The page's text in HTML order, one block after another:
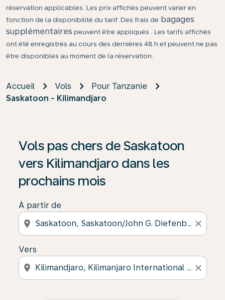
réservation applicables. Les prix affichés peuvent varier en
fonction de la disponibilité du tarif. Des frais de bagages
supplémentaires peuvent être appliqués . Les tarifs affichés
ont été enregistrés au cours des dernières 48 h et peuvent ne pas
être disponibles au moment de la réservation.
Accueil Vols
Pour Tanzanie
Saskatoon - Kilimandjaro
Vols pas chers de Saskatoon
vers Kilimandjaro dans les
prochains mois
À partir de
location_on close
Vers
location_on close